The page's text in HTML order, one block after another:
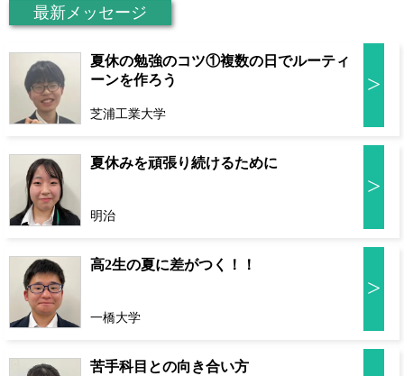
最新メッセージ
夏休の勉強のコツ①複数の日でルーティ
ーンを作ろう
芝浦工業大学
>
夏休みを頑張り続けるために
明治
>
高2生の夏に差がつく！！
一橋大学
>
苦手科目との向き合い方